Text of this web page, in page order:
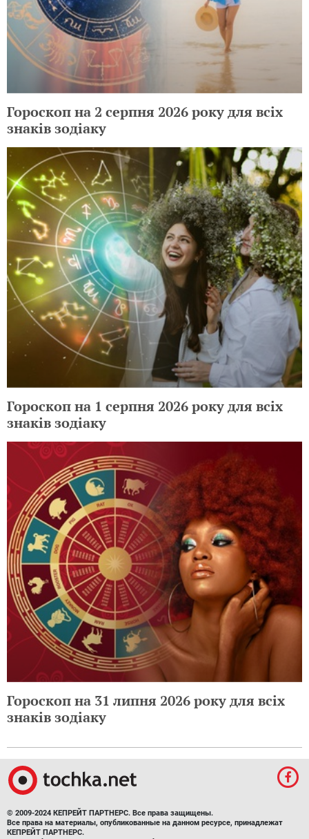
Гороскоп на 2 серпня 2026 року для всіх
знаків зодіаку
Гороскоп на 1 серпня 2026 року для всіх
знаків зодіаку
Гороскоп на 31 липня 2026 року для всіх
знаків зодіаку
© 2009-2024 КЕПРЕЙТ ПАРТНЕРС. Все права защищены.
Все права на материалы, опубликованные на данном ресурсе, принадлежат
КЕПРЕЙТ ПАРТНЕРС.